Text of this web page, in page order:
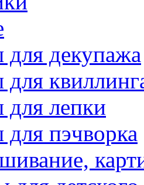
для декупажа
для
для лепки
для пэчворка